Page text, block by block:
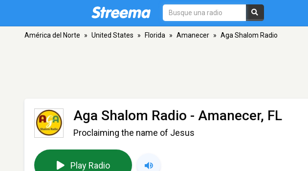
América del Norte » United States » Florida » Amanecer » Aga Shalom Radio
Aga Shalom Radio - Amanecer, FL
Proclaiming the name of Jesus
Play Radio